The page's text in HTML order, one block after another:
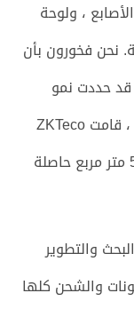
، ولوحة
نحن فخورون بأن
قد حددت نمو
صناعة المقاييس الحيوية. في عام 2009 ، قامت ZKTeco
ببناء حديقة صناعية تبلغ مساحتها 50000 متر مربع حاصلة
والتطوير
والشحن كلها